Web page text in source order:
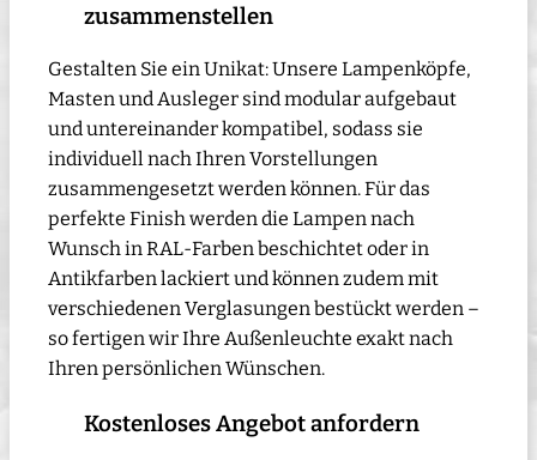
zusammenstellen
Gestalten Sie ein Unikat: Unsere Lampenköpfe,
Masten und Ausleger sind modular aufgebaut
und untereinander kompatibel, sodass sie
individuell nach Ihren Vorstellungen
zusammengesetzt werden können. Für das
perfekte Finish werden die Lampen nach
Wunsch in RAL-Farben beschichtet oder in
Antikfarben lackiert und können zudem mit
verschiedenen Verglasungen bestückt werden –
so fertigen wir Ihre Außenleuchte exakt nach
Ihren persönlichen Wünschen.
Kostenloses Angebot anfordern